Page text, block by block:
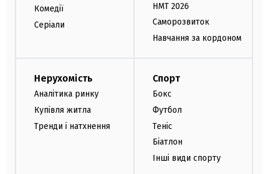
Комедії
Серіали
НМТ 2026
Саморозвиток
Навчання за кордоном
Нерухомість
Аналітика ринку
Купівля житла
Тренди і натхнення
Спорт
Бокс
Футбол
Теніс
Біатлон
Інші види спорту